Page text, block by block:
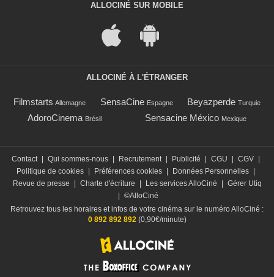
ALLOCINÉ SUR MOBILE
ALLOCINÉ À L'ÉTRANGER
Filmstarts Allemagne SensaCine Espagne Beyazperde Turquie
AdoroCinema Brésil Sensacine México Mexique
Contact Qui sommes-nous Recrutement Publicité CGU CGV
Politique de cookies
Préférences cookies Données Personnelles
Revue de presse
Charte d'écriture Les services AlloCiné
Gérer Utiq
©AlloCiné
Retrouvez tous les horaires et infos de votre cinéma sur le numéro AlloCiné :
0 892 892 892(0,90€/minute)